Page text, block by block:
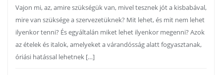
Vajon mi, az, amire szükségük van, mivel tesznek jót a kisbabával,
mire van szüksége a szervezetüknek? Mit lehet, és mit nem lehet
ilyenkor tenni? És egyáltalán miket lehet ilyenkor megenni? Azok
az ételek és italok, amelyeket a várandósság alatt fogyasztanak,
óriási hatással lehetnek […]